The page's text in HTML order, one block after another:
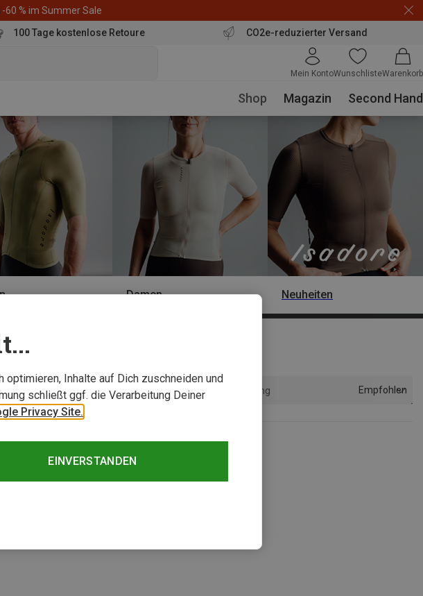
60 % im Summer Sale
100 Tage kostenlose Retoure CO2e-reduzierter Versand
Mein KontoWunschlisteWarenkorb
Shop Magazin Second Hand
Damen Neuheiten
Sortierung Empfohlen
Inhalte auf Dich zuschneiden und
schließt ggf. die Verarbeitung Deiner
Privacy Site.
EINVERSTANDEN